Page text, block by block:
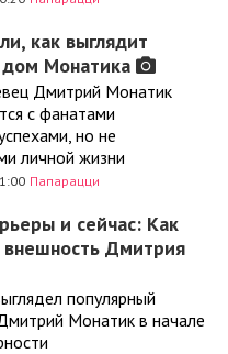
как выглядит
Монатика
Дмитрий Монатик
с фанатами
но не
личной жизни
Папарацци
и сейчас: Как
внешность Дмитрия
популярный
Монатик в начале